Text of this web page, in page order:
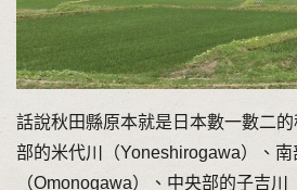
話說秋田縣原本就是日本數一數二
部的米代川（Yoneshirogawa）、南
（Omonogawa）、中央部的子吉